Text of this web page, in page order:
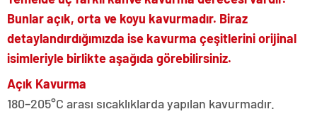
Bunlar açık, orta ve koyu kavurmadır. Biraz
detaylandırdığımızda ise kavurma çeşitlerini orijinal
isimleriyle birlikte aşağıda görebilirsiniz.
Açık Kavurma
180–205°C arası sıcaklıklarda yapılan kavurmadır.